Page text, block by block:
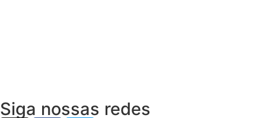
Siga nossas redes